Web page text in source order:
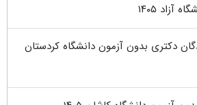
۱۴۰۵
دکتری بدون آزمون دانشگاه کردستان